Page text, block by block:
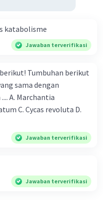
katabolisme
Jawaban terverifikasi
Tumbuhan berikut
sama dengan
A. Marchantia
C. Cycas revoluta D.
Jawaban terverifikasi
Jawaban terverifikasi